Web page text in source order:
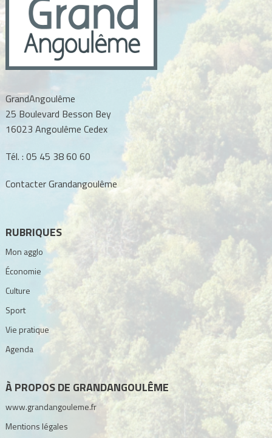
GrandAngoulême
25 Boulevard Besson Bey
16023 Angoulême Cedex
Tél. : 05 45 38 60 60
Contacter Grandangoulême
RUBRIQUES
Mon agglo
Économie
Culture
Sport
Vie pratique
Agenda
À PROPOS DE GRANDANGOULÊME
www.grandangouleme.fr
Mentions légales